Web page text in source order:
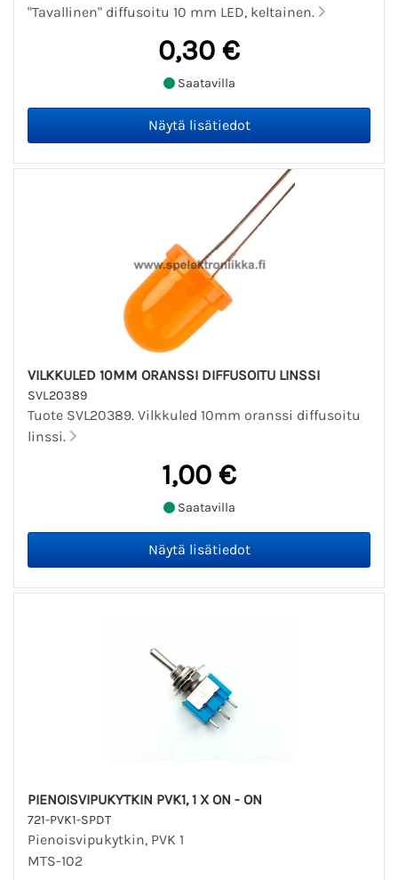
"Tavallinen" diffusoitu 10 mm LED, keltainen.
0,30 €
Saatavilla
VILKKULED 10MM ORANSSI DIFFUSOITU LINSSI
SVL20389
Tuote SVL20389. Vilkkuled 10mm oranssi diffusoitu
linssi.
1,00 €
Saatavilla
PIENOISVIPUKYTKIN PVK1, 1 X ON - ON
721-PVK1-SPDT
Pienoisvipukytkin, PVK 1
MTS-102